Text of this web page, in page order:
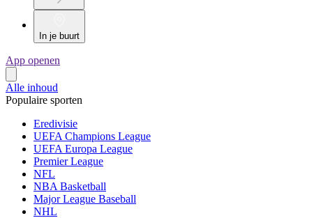
In je buurt
App openen
Alle inhoud
Populaire sporten
Eredivisie
UEFA Champions League
UEFA Europa League
Premier League
NFL
NBA Basketball
Major League Baseball
NHL